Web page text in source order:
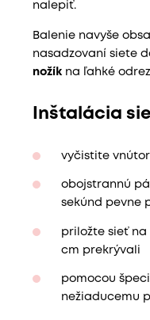
nalepiť.
Balenie navyše
nasadzovaní siete
nožíkna ľahké
Inštalácia
vyčistite
obojstrannú
sekúnd pevne
priložte sieť na
cm prekrývali
pomocou
nežiaducemu